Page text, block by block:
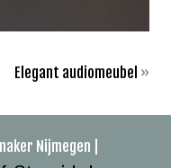
Elegant audiomeubel »
Nijmegen |